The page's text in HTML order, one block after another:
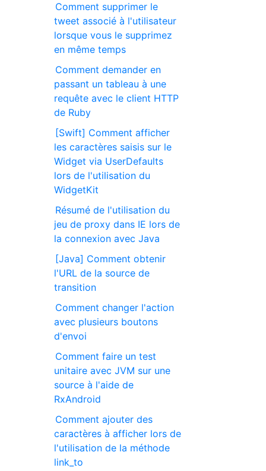
Comment supprimer le
tweet associé à l'utilisateur
lorsque vous le supprimez
en même temps
Comment demander en
passant un tableau à une
requête avec le client HTTP
de Ruby
[Swift] Comment afficher
les caractères saisis sur le
Widget via UserDefaults
lors de l'utilisation du
WidgetKit
Résumé de l'utilisation du
jeu de proxy dans IE lors de
la connexion avec Java
[Java] Comment obtenir
l'URL de la source de
transition
Comment changer l'action
avec plusieurs boutons
d'envoi
Comment faire un test
unitaire avec JVM sur une
source à l'aide de
RxAndroid
Comment ajouter des
caractères à afficher lors de
l'utilisation de la méthode
link_to